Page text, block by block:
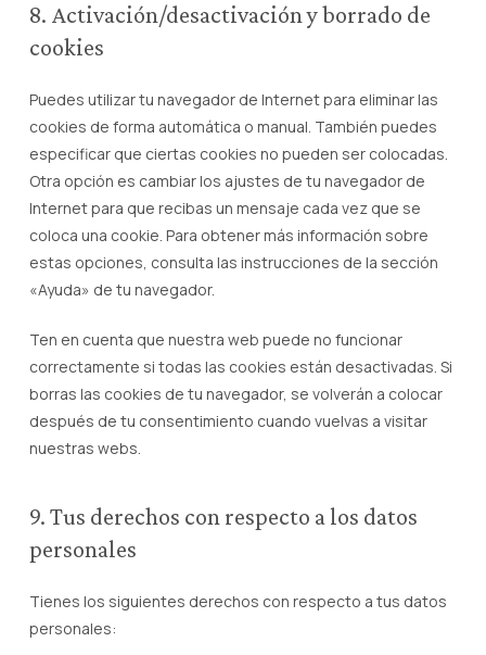
8. Activación/desactivación y borrado de
cookies
Puedes utilizar tu navegador de Internet para eliminar las
cookies de forma automática o manual. También puedes
especificar que ciertas cookies no pueden ser colocadas.
Otra opción es cambiar los ajustes de tu navegador de
Internet para que recibas un mensaje cada vez que se
coloca una cookie. Para obtener más información sobre
estas opciones, consulta las instrucciones de la sección
«Ayuda» de tu navegador.
Ten en cuenta que nuestra web puede no funcionar
correctamente si todas las cookies están desactivadas. Si
borras las cookies de tu navegador, se volverán a colocar
después de tu consentimiento cuando vuelvas a visitar
nuestras webs.
9. Tus derechos con respecto a los datos
personales
Tienes los siguientes derechos con respecto a tus datos
personales: